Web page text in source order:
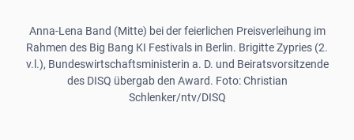
Anna-Lena Band (Mitte) bei der feierlichen Preisverleihung im
Rahmen des Big Bang KI Festivals in Berlin. Brigitte Zypries (2.
v.l.), Bundeswirtschaftsministerin a. D. und Beiratsvorsitzende
des DISQ übergab den Award. Foto: Christian
Schlenker/ntv/DISQ